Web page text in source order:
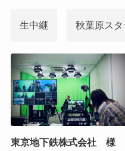
生中継 秋葉原スタ
東京地下鉄株式会社 様